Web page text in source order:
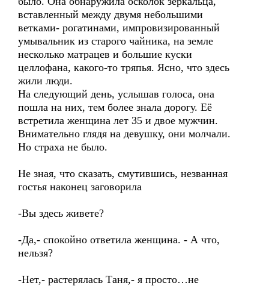
вставленный между двумя небольшими
ветками- рогатинами, импровизированный
умывальник из старого чайника, на земле
несколько матрацев и большие куски
целлофана, какого-то тряпья. Ясно, что здесь
жили люди.
На следующий день, услышав голоса, она
пошла на них, тем более знала дорогу. Её
встретила женщина лет 35 и двое мужчин.
Внимательно глядя на девушку, они молчали.
Но страха не было.
Не зная, что сказать, смутившись, незванная
гостья наконец заговорила
-Вы здесь живете?
-Да,- спокойно ответила женщина. - А что,
нельзя?
-Нет,- растерялась Таня,- я просто…не